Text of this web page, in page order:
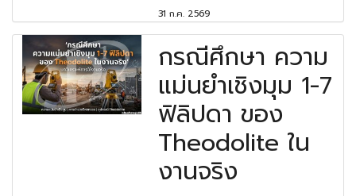
31 ก.ค. 2569
กรณีศึกษา ความ
แม่นยำเชิงมุม 1-7
ฟิลิปดา ของ
Theodolite ใน
งานจริง